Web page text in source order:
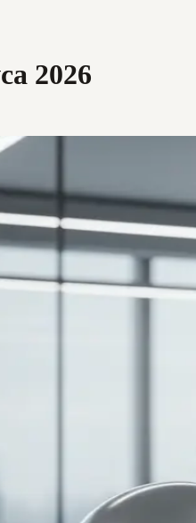
2026